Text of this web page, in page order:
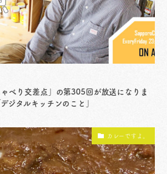
べり交差点」の第305回が放送になりま
ジタルキッチンのこと」
カレーですよ。